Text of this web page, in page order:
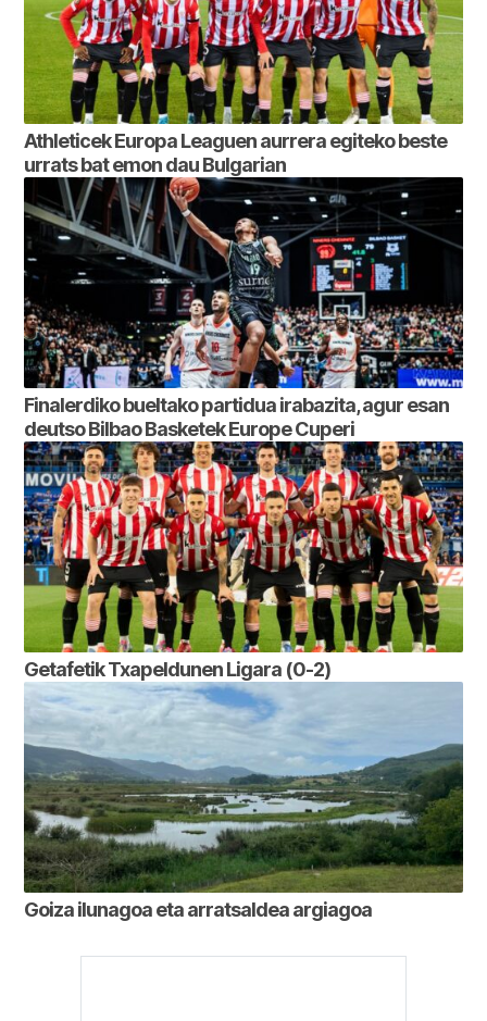
Athleticek Europa Leaguen aurrera egiteko beste
urrats bat emon dau Bulgarian
Finalerdiko bueltako partidua irabazita, agur esan
deutso Bilbao Basketek Europe Cuperi
Getafetik Txapeldunen Ligara (0-2)
Goiza ilunagoa eta arratsaldea argiagoa